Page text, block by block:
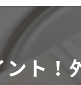
ト！